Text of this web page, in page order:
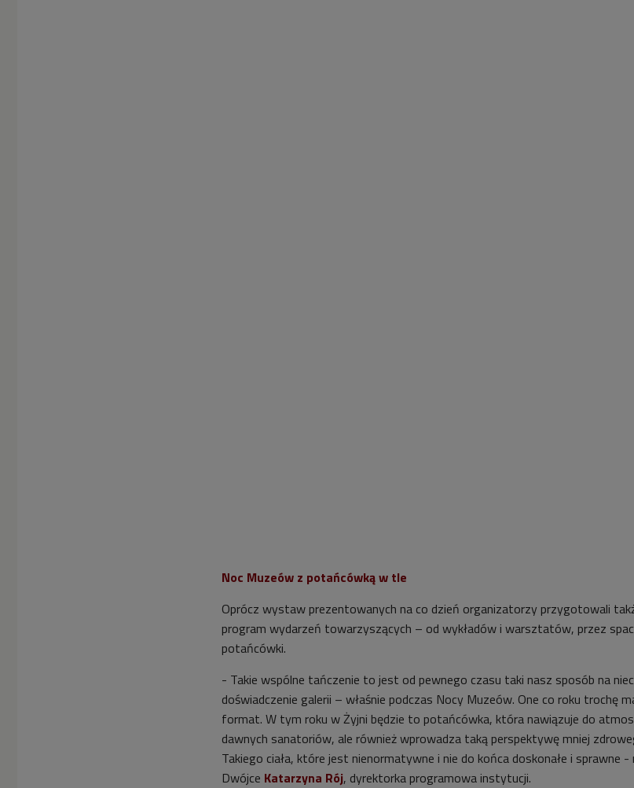
Noc Muzeów z potańcówką w tle
Oprócz wystaw prezentowanych na co dzień organizatorzy przygotowali
program wydarzeń towarzyszących – od wykładów i warsztatów, przez
potańcówki.
- Takie wspólne tańczenie to jest od pewnego czasu taki nasz sposób na
doświadczenie galerii – właśnie podczas Nocy Muzeów. One co roku trochę
format. W tym roku w Żyjni będzie to potańcówka, która nawiązuje do
dawnych sanatoriów, ale również wprowadza taką perspektywę mniej
Takiego ciała, które jest nienormatywne i nie do końca doskonałe i sprawne -
Dwójce Katarzyna Rój, dyrektorka programowa instytucji.